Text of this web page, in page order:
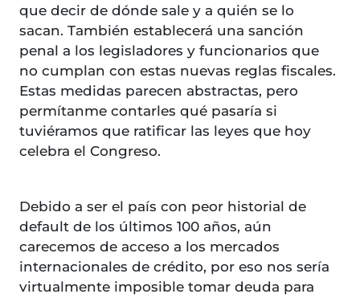
que decir de dónde sale y a quién se lo
sacan. También establecerá una sanción
penal a los legisladores y funcionarios que
no cumplan con estas nuevas reglas fiscales.
Estas medidas parecen abstractas, pero
permítanme contarles qué pasaría si
tuviéramos que ratificar las leyes que hoy
celebra el Congreso.
Debido a ser el país con peor historial de
default de los últimos 100 años, aún
carecemos de acceso a los mercados
internacionales de crédito, por eso nos sería
virtualmente imposible tomar deuda para